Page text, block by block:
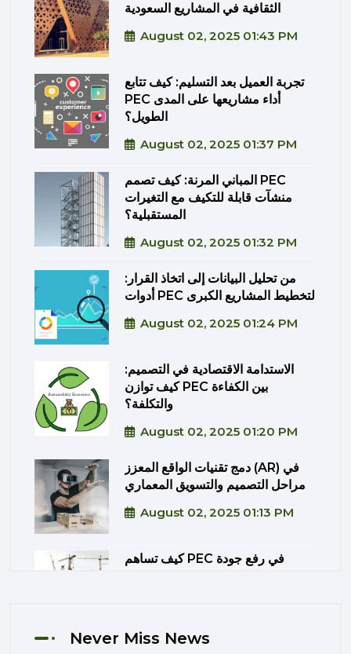
الثقافية في المشاريع السعودية
August 02, 2025 01:43 PM
تجربة العميل بعد التسليم: كيف تتابع
PEC أداء مشاريعها على المدى
الطويل؟
August 02, 2025 01:37 PM
المباني المرنة: كيف تصمم PEC
منشآت قابلة للتكيف مع التغيرات
المستقبلية؟
August 02, 2025 01:32 PM
من تحليل البيانات إلى اتخاذ القرار:
أدوات PEC لتخطيط المشاريع الكبرى
August 02, 2025 01:24 PM
الاستدامة الاقتصادية في التصميم:
كيف توازن PEC بين الكفاءة
والتكلفة؟
August 02, 2025 01:20 PM
دمج تقنيات الواقع المعزز (AR) في
مراحل التصميم والتسويق المعماري
August 02, 2025 01:13 PM
كيف تساهم PEC في رفع جودة
Never Miss News